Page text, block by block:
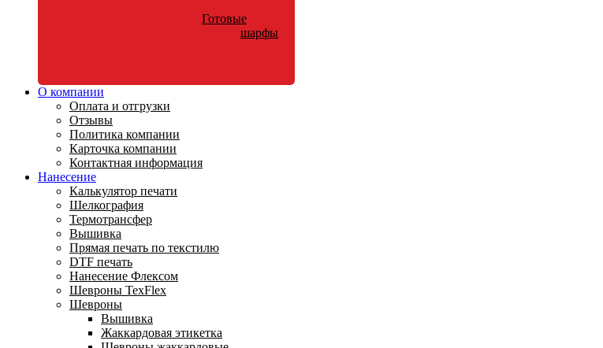
Готовые
шарфы
О компании
Оплата и отгрузки
Отзывы
Политика компании
Карточка компании
Контактная информация
Нанесение
Калькулятор печати
Шелкография
Термотрансфер
Вышивка
Прямая печать по текстилю
DTF печать
Нанесение Флексом
Шевроны TexFlex
Шевроны
Вышивка
Жаккардовая этикетка